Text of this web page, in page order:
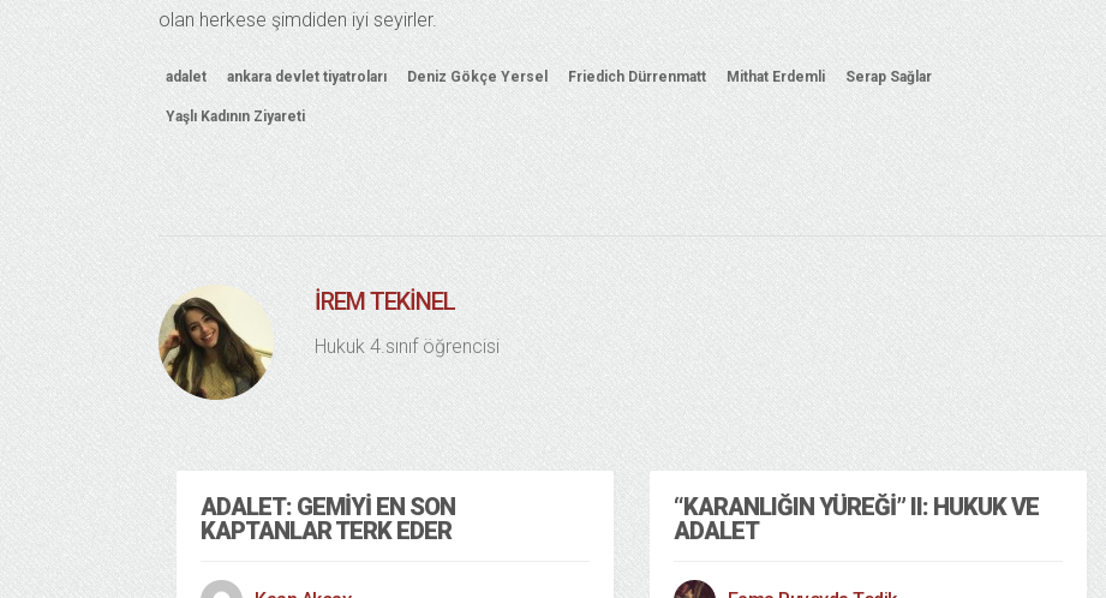
olan herkese şimdiden iyi seyirler.
adalet ankara devlet tiyatroları Deniz Gökçe Yersel Friedich Dürrenmatt Mithat Erdemli Serap Sağlar
Yaşlı Kadının Ziyareti
İREM TEKINEL
Hukuk 4.sınıf öğrencisi
ADALET: GEMIYI EN SON
KAPTANLAR TERK EDER
“KARANLIĞIN YÜREĞI” II: HUKUK VE
ADALET